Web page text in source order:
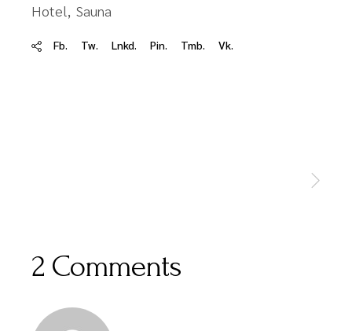
Hotel Sauna
Fb. Tw. Lnkd. Pin. Tmb. Vk.
2 Comments